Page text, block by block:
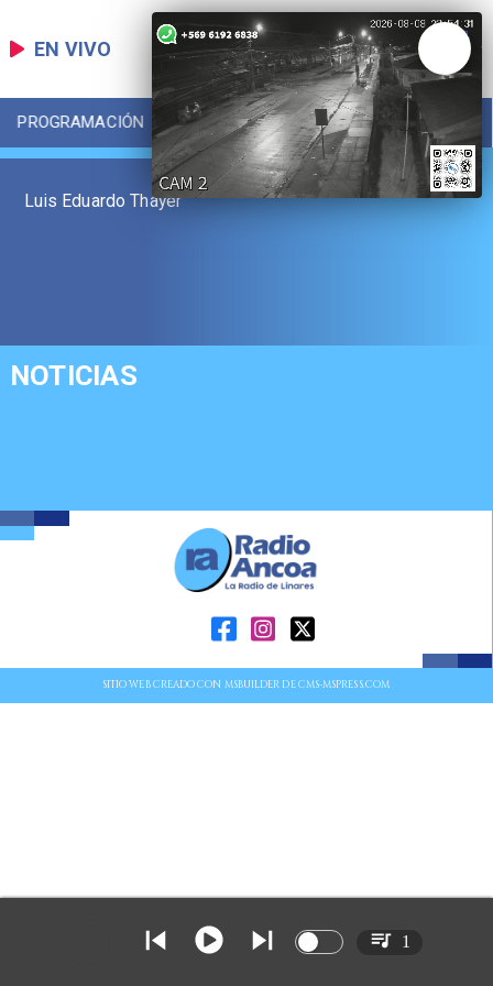
EN VIVO
PROGRAMACIÓN LOCAL DEPORTES
Luis Eduardo Thayer
NOTICIAS
SITIO WEB CREADO CON MSBUILDER DE CMS-MSPRESS.COM
1